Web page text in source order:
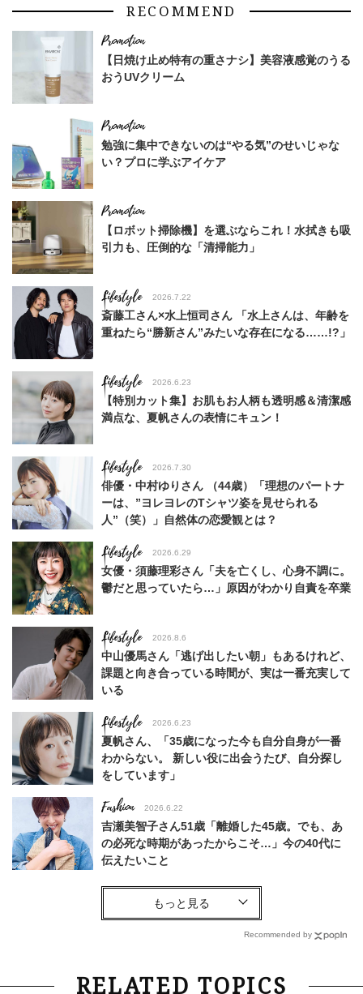
RECOMMEND
【日焼け止め特有の重さナシ】美容液感覚のうる
おうUVクリーム
勉強に集中できないのは“やる気”のせいじゃな
い？プロに学ぶアイケア
【ロボット掃除機】を選ぶならこれ！水拭きも吸
引力も、圧倒的な「清掃能力」
Lifestyle 2026.7.22
斎藤工さん×水上恒司さん 「水上さんは、年齢を
重ねたら“勝新さん”みたいな存在になる……!?」
Lifestyle 2026.6.23
【特別カット集】お肌もお人柄も透明感＆清潔感
満点な、夏帆さんの表情にキュン！
Lifestyle 2026.7.30
俳優・中村ゆりさん （44歳）「理想のパートナ
ーは、”ヨレヨレのTシャツ姿を見せられる
人”（笑）」自然体の恋愛観とは？
Lifestyle 2026.6.29
女優・須藤理彩さん「夫を亡くし、心身不調に。
鬱だと思っていたら…」原因がわかり自責を卒業
Lifestyle 2026.8.6
中山優馬さん「逃げ出したい朝」もあるけれど、
課題と向き合っている時間が、実は一番充実して
いる
Lifestyle 2026.6.23
夏帆さん、「35歳になった今も自分自身が一番
わからない。 新しい役に出会うたび、自分探し
をしています」
Fashion 2026.6.22
吉瀬美智子さん51歳「離婚した45歳。でも、あ
の必死な時期があったからこそ…」今の40代に
伝えたいこと
Fashion
【40代コンサバ派】白Tシャツは「パール×ゴー
Lifestyle 2026.7.29
Recommended by
RELATED TOPICS